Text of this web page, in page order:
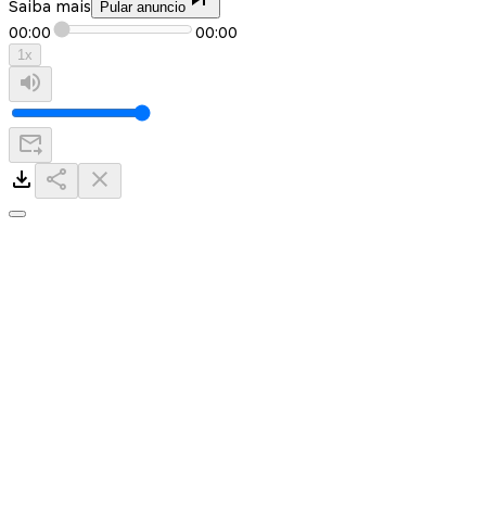
Saiba mais Pular anuncio
00:00 00:00
1x